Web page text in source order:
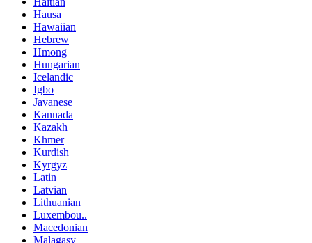
Hausa
Hawaiian
Hebrew
Hmong
Hungarian
Icelandic
Igbo
Javanese
Kannada
Kazakh
Khmer
Kurdish
Kyrgyz
Latin
Latvian
Lithuanian
Luxembou..
Macedonian
Malagasy